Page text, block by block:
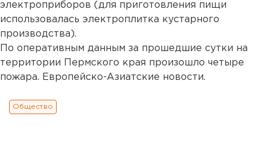
электроприборов (для приготовления пищи
использовалась электроплитка кустарного
производства).
По оперативным данным за прошедшие сутки на
территории Пермского края произошло четыре
пожара. Европейско-Азиатские новости.
Общество